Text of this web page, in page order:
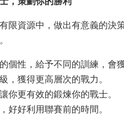
限資源中，做出有意義的決
個性，給予不同的訓練，會
，獲得更高層次的戰力。
你更有效的鍛煉你的戰士。
好好利用聯賽前的時間。